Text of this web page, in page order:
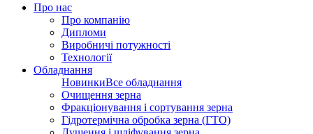
Про нас
Про компанію
Дипломи
Виробничі потужності
Технології
Обладнання
НовинкиВсе обладнання
Очищення зерна
Фракціонування і сортування зерна
Гідротермічна обробка зерна (ГТО)